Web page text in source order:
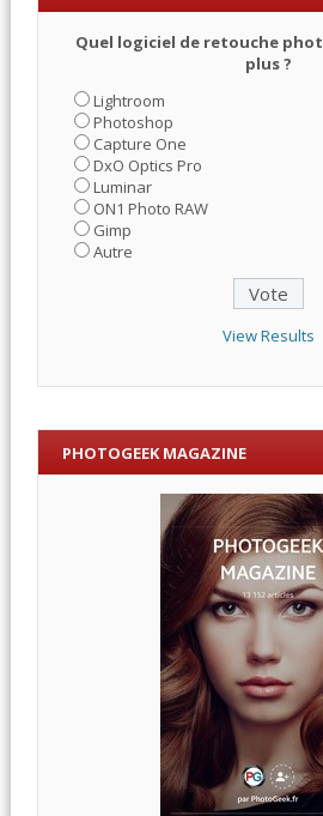
Quel logiciel de retouche
plus ?
Lightroom
Photoshop
Capture One
DxO Optics Pro
Luminar
ON1 Photo RAW
Gimp
Autre
View Results
PHOTOGEEK MAGAZINE